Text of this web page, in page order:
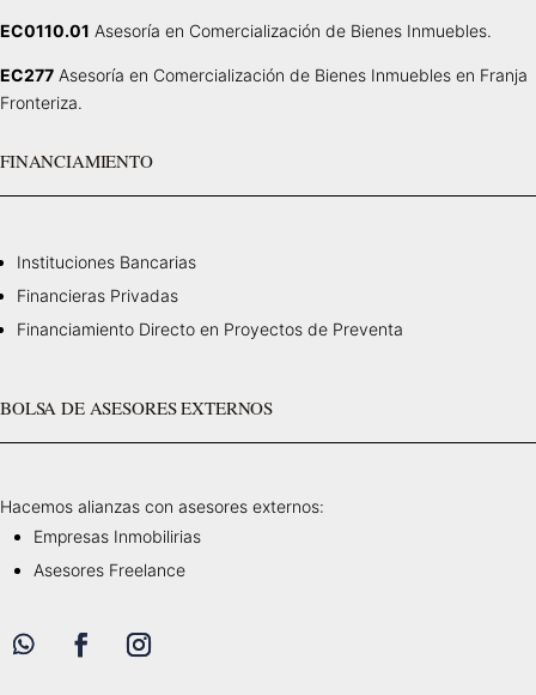
EC0110.01 Asesoría en Comercialización de Bienes Inmuebles.
EC277 Asesoría en Comercialización de Bienes Inmuebles en Franja
Fronteriza.
FINANCIAMIENTO
Instituciones Bancarias
Financieras Privadas
Financiamiento Directo en Proyectos de Preventa
BOLSA DE ASESORES EXTERNOS
Hacemos alianzas con asesores externos:
Empresas Inmobilirias
Asesores Freelance